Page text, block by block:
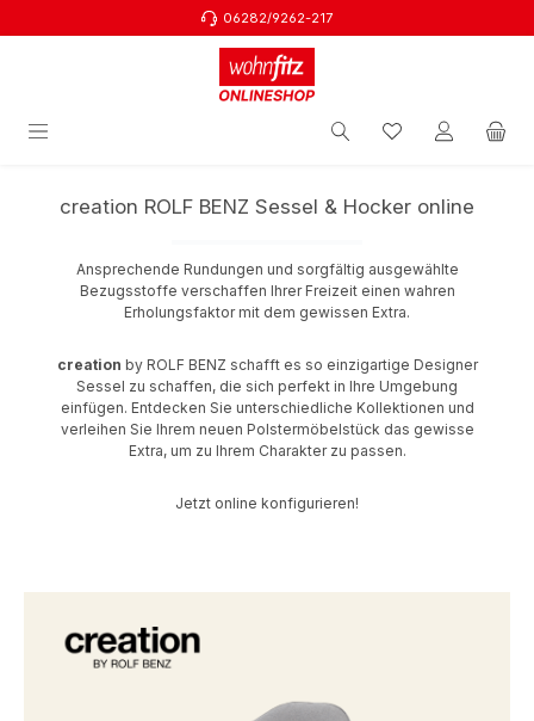
06282/9262-217
creation ROLF BENZ Sessel & Hocker online
Ansprechende Rundungen und sorgfältig ausgewählte
Bezugsstoffe verschaffen Ihrer Freizeit einen wahren
Erholungsfaktor mit dem gewissen Extra.
creation by ROLF BENZ schafft es so einzigartige Designer
Sessel zu schaffen, die sich perfekt in Ihre Umgebung
einfügen. Entdecken Sie unterschiedliche Kollektionen und
verleihen Sie Ihrem neuen Polstermöbelstück das gewisse
Extra, um zu Ihrem Charakter zu passen.
Jetzt online konfigurieren!